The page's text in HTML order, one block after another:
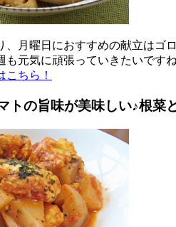
、月曜日におすすめの献立はゴ
も元気に頑張っていきたいです
こちら！
トの旨味が美味しい♪根菜